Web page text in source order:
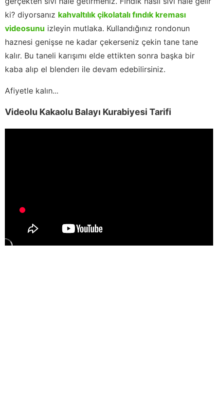
ki? diyorsanız kahvaltılık çikolatalı fındık kreması
videosunu izleyin mutlaka. Kullandığınız rondonun
haznesi genişse ne kadar çekerseniz çekin tane tane
kalır. Bu taneli karışımı elde ettikten sonra başka bir
kaba alıp el blenderı ile devam edebilirsiniz.
Afiyetle kalın...
Videolu Kakaolu Balayı Kurabiyesi Tarifi